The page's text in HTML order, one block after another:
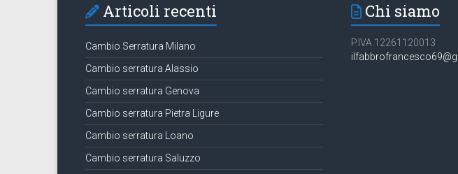
Articoli recenti
Cambio Serratura Milano
Cambio serratura Alassio
Cambio serratura Genova
Cambio serratura Pietra Ligure
Cambio serratura Loano
Cambio serratura Saluzzo
Chi siamo
P.IVA 12261120013